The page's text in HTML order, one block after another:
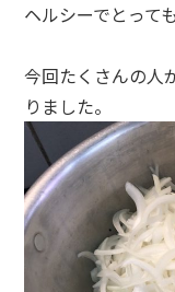
ヘルシーでとって
今回たくさんの人
りました。